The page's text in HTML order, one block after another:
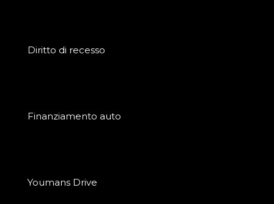
Diritto di recesso
Finanziamento auto
Youmans Drive